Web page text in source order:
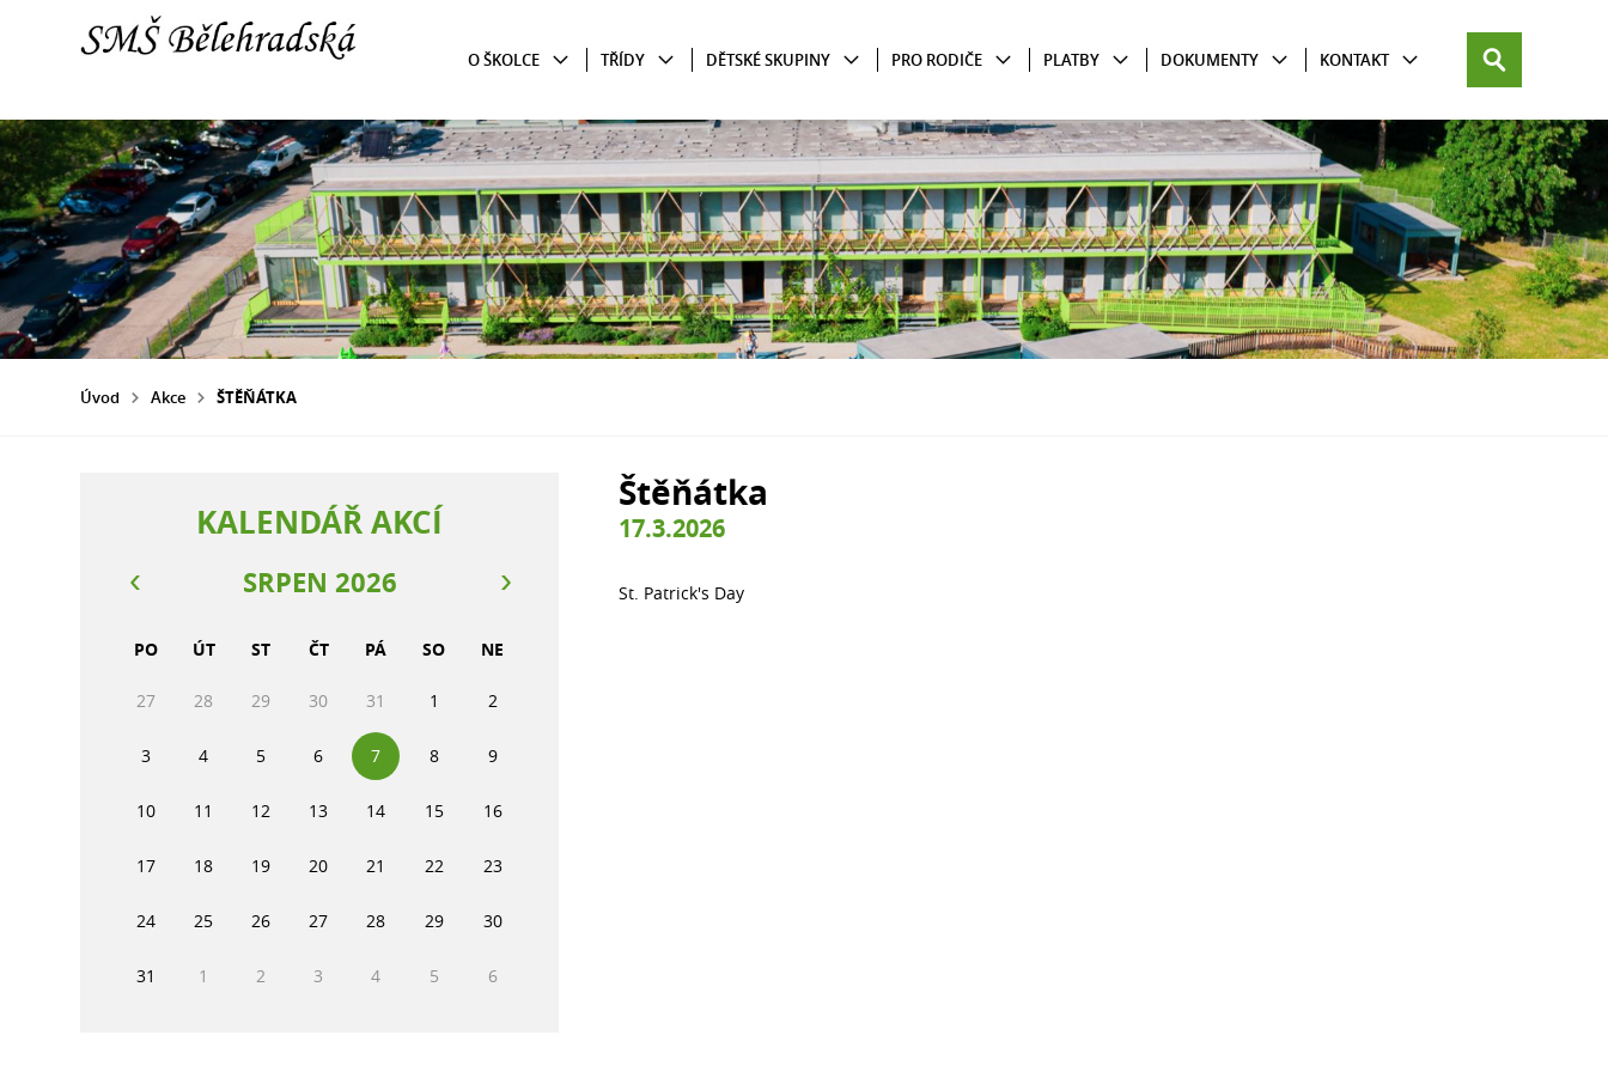
O ŠKOLCE TŘÍDY DĚTSKÉ SKUPINY PRO RODIČE PLATBY DOKUMENTY KONTAKT
Úvod Akce ŠTĚŇÁTKA
Štěňátka
17.3.2026
St. Patrick's Day
KALENDÁŘ AKCÍ
SRPEN 2026
PO ÚT ST ČT PÁ SO NE
27 28 29 30 31 1 2
3 4 5 6 7 8 9
10 11 12 13 14 15 16
17 18 19 20 21 22 23
24 25 26 27 28 29 30
31 1 2 3 4 5 6